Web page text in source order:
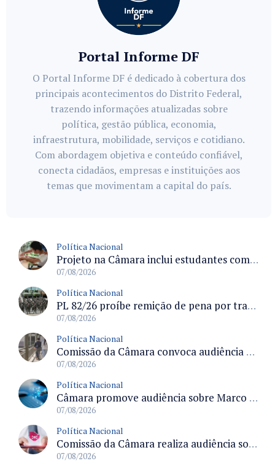
Portal Informe DF
O Portal Informe DF é dedicado à cobertura dos
principais acontecimentos do Distrito Federal,
trazendo informações atualizadas sobre
política, gestão pública, economia,
infraestrutura, mobilidade, serviços e cotidiano.
Com abordagem objetiva e conteúdo confiável,
conecta cidadãos, empresas e instituições aos
temas que movimentam a capital do país.
Política Nacional
Projeto na Câmara inclui estudantes com deficiência no regime escolar especial da LDB e estabelece critérios para frequência
07/08/2026
Política Nacional
PL 82/26 proíbe remição de pena por trabalho em funções militares para condenados por crimes contra o Estado Democrático de Direito
07/08/2026
Política Nacional
Comissão da Câmara convoca audiência para discutir misoginia nas escolas e universidades após divulgação de listas misóginas
07/08/2026
Política Nacional
Câmara promove audiência sobre Marco de Fomento à Economia Digital e impactos da inteligência artificial
07/08/2026
Política Nacional
Comissão da Câmara realiza audiência sobre apostas online para medir o tamanho do mercado ilegal
07/08/2026